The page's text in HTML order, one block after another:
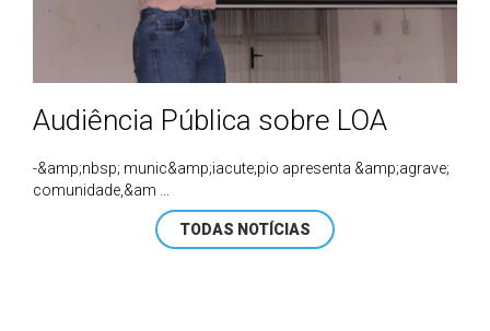
Audiência Pública sobre LOA
-&amp;nbsp; munic&amp;iacute;pio apresenta &amp;agrave;
comunidade,&am ...
TODAS NOTÍCIAS